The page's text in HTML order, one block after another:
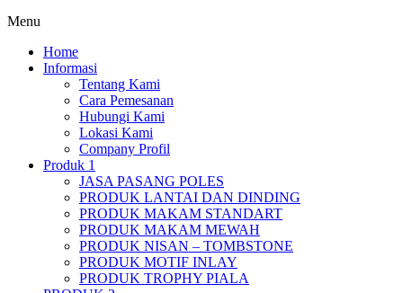
Menu
Home
Informasi
Tentang Kami
Cara Pemesanan
Hubungi Kami
Lokasi Kami
Company Profil
Produk 1
JASA PASANG POLES
PRODUK LANTAI DAN DINDING
PRODUK MAKAM STANDART
PRODUK MAKAM MEWAH
PRODUK NISAN – TOMBSTONE
PRODUK MOTIF INLAY
PRODUK TROPHY PIALA